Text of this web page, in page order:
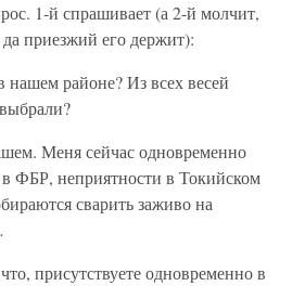
1-й спрашивает (а 2-й молчит,
приезжий его держит):
районе? Из всех весей
Меня сейчас одновременно
ФБР, неприятности в Токийском
сварить заживо на
присутствуете одновременно в